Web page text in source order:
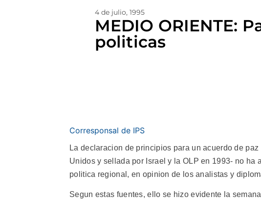
4 de julio, 1995
MEDIO ORIENTE:
politicas
Corresponsal de IPS
La declaracion de principios para un acuerdo de
Unidos y sellada por Israel y la OLP en 1993- no
politica regional, en opinion de los analistas y
Segun estas fuentes, ello se hizo evidente la